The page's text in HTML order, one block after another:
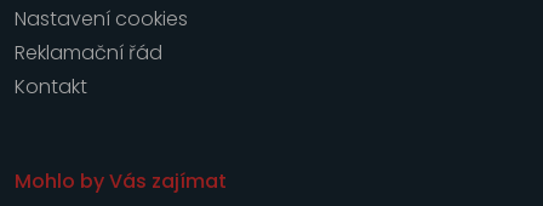
Nastavení cookies
Reklamační řád
Kontakt
Mohlo by Vás zajímat